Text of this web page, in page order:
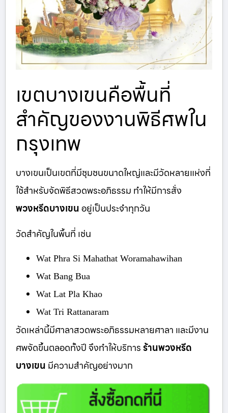
เขตบางเขนคือพื้นที่
สำคัญของงานพิธีศพใน
กรุงเทพ
บางเขนเป็นเขตที่มีชุมชนขนาดใหญ่และมีวัดหลายแห่งที่
ใช้สำหรับจัดพิธีสวดพระอภิธรรม ทำให้มีการสั่ง
พวงหรีดบางเขนอยู่เป็นประจำทุกวัน
วัดสำคัญในพื้นที่ เช่น
Wat Phra Si Mahathat Woramahawihan
Wat Bang Bua
Wat Lat Pla Khao
Wat Tri Rattanaram
วัดเหล่านี้มีศาลาสวดพระอภิธรรมหลายศาลา และมีงาน
ศพจัดขึ้นตลอดทั้งปี จึงทำให้บริการร้านพวงหรีด
บางเขน มีความสำคัญอย่างมาก